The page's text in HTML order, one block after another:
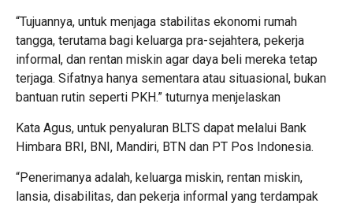
“Tujuannya, untuk menjaga stabilitas ekonomi rumah
tangga, terutama bagi keluarga pra-sejahtera, pekerja
informal, dan rentan miskin agar daya beli mereka tetap
terjaga. Sifatnya hanya sementara atau situasional, bukan
bantuan rutin seperti PKH.” tuturnya menjelaskan
Kata Agus, untuk penyaluran BLTS dapat melalui Bank
Himbara BRI, BNI, Mandiri, BTN dan PT Pos Indonesia.
“Penerimanya adalah, keluarga miskin, rentan miskin,
lansia, disabilitas, dan pekerja informal yang terdampak